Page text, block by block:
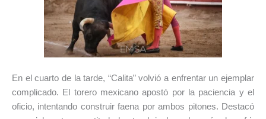
En el cuarto de la tarde, “Calita” volvió a enfrentar un ejemplar
complicado. El torero mexicano apostó por la paciencia y el
oficio, intentando construir faena por ambos pitones. Destacó